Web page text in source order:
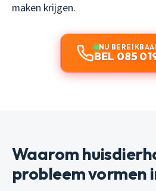
maken krijgen.
NU
BEL 085
Waarom
probleem vormen